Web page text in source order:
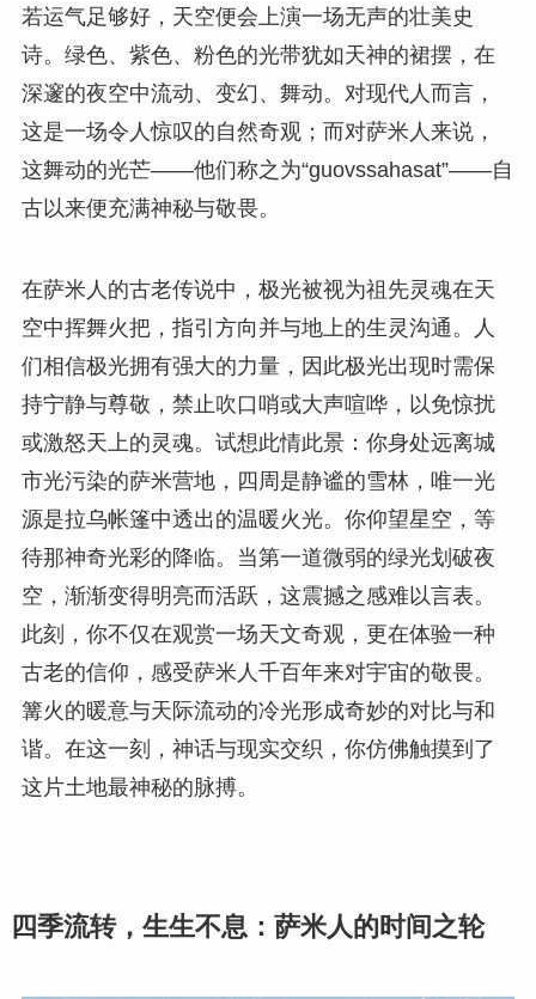
若运气足够好，天空便会上演一场无声的壮美史
诗。绿色、紫色、粉色的光带犹如天神的裙摆，在
深邃的夜空中流动、变幻、舞动。对现代人而言，
这是一场令人惊叹的自然奇观；而对萨米人来说，
这舞动的光芒——他们称之为“guovssahasat”——自
古以来便充满神秘与敬畏。
在萨米人的古老传说中，极光被视为祖先灵魂在天
空中挥舞火把，指引方向并与地上的生灵沟通。人
们相信极光拥有强大的力量，因此极光出现时需保
持宁静与尊敬，禁止吹口哨或大声喧哗，以免惊扰
或激怒天上的灵魂。试想此情此景：你身处远离城
市光污染的萨米营地，四周是静谧的雪林，唯一光
源是拉乌帐篷中透出的温暖火光。你仰望星空，等
待那神奇光彩的降临。当第一道微弱的绿光划破夜
空，渐渐变得明亮而活跃，这震撼之感难以言表。
此刻，你不仅在观赏一场天文奇观，更在体验一种
古老的信仰，感受萨米人千百年来对宇宙的敬畏。
篝火的暖意与天际流动的冷光形成奇妙的对比与和
谐。在这一刻，神话与现实交织，你仿佛触摸到了
这片土地最神秘的脉搏。
四季流转，生生不息：萨米人的时间之轮